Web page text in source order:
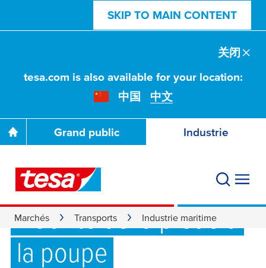
SKIP TO MAIN CONTENT
tesa.com is also available for your location:
中国
中文
关闭
Grand public Industrie
Marchés Transports Industrie maritime
Rubans adhésifs
marins :
Fiabilité de la proue à
la poupe